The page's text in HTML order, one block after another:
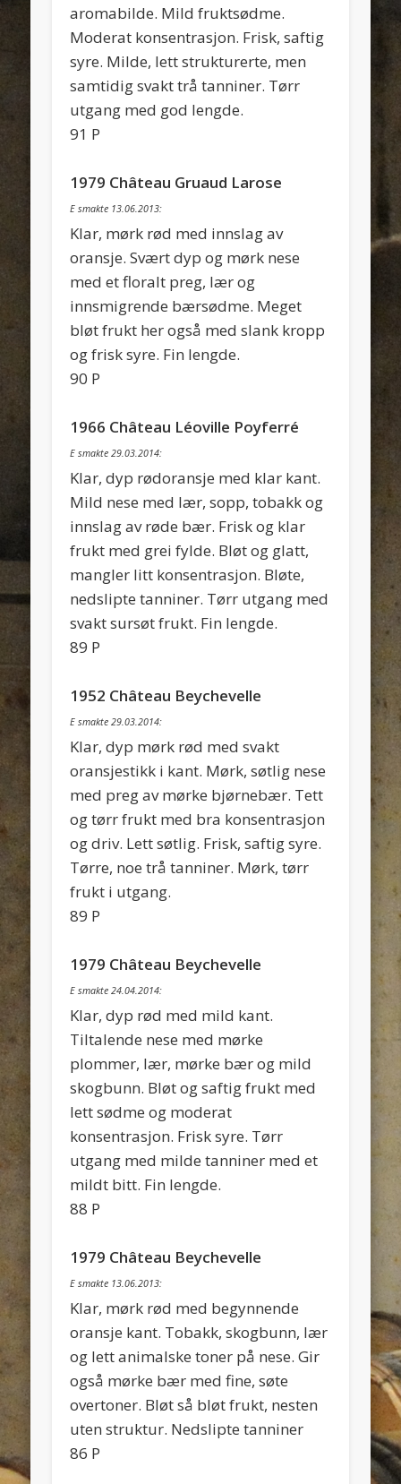
aromabilde. Mild fruktsødme.
Moderat konsentrasjon. Frisk, saftig
syre. Milde, lett strukturerte, men
samtidig svakt trå tanniner. Tørr
utgang med god lengde.
91 P
1979 Château Gruaud Larose
E smakte 13.06.2013:
Klar, mørk rød med innslag av
oransje. Svært dyp og mørk nese
med et floralt preg, lær og
innsmigrende bærsødme. Meget
bløt frukt her også med slank kropp
og frisk syre. Fin lengde.
90 P
1966 Château Léoville Poyferré
E smakte 29.03.2014:
Klar, dyp rødoransje med klar kant.
Mild nese med lær, sopp, tobakk og
innslag av røde bær. Frisk og klar
frukt med grei fylde. Bløt og glatt,
mangler litt konsentrasjon. Bløte,
nedslipte tanniner. Tørr utgang med
svakt sursøt frukt. Fin lengde.
89 P
1952 Château Beychevelle
E smakte 29.03.2014:
Klar, dyp mørk rød med svakt
oransjestikk i kant. Mørk, søtlig nese
med preg av mørke bjørnebær. Tett
og tørr frukt med bra konsentrasjon
og driv. Lett søtlig. Frisk, saftig syre.
Tørre, noe trå tanniner. Mørk, tørr
frukt i utgang.
89 P
1979 Château Beychevelle
E smakte 24.04.2014:
Klar, dyp rød med mild kant.
Tiltalende nese med mørke
plommer, lær, mørke bær og mild
skogbunn. Bløt og saftig frukt med
lett sødme og moderat
konsentrasjon. Frisk syre. Tørr
utgang med milde tanniner med et
mildt bitt. Fin lengde.
88 P
1979 Château Beychevelle
E smakte 13.06.2013:
Klar, mørk rød med begynnende
oransje kant. Tobakk, skogbunn, lær
og lett animalske toner på nese. Gir
også mørke bær med fine, søte
overtoner. Bløt så bløt frukt, nesten
uten struktur. Nedslipte tanniner
86 P